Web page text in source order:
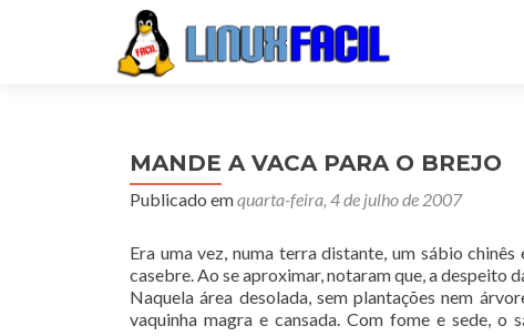
MANDE A VACA PARA O BREJO
Publicado emquarta-feira, 4 de julho de 2007
Era uma vez, numa terra distante, um sábio
casebre. Ao se aproximar, notaram que, a despeito
Naquela área desolada, sem plantações nem
vaquinha magra e cansada. Com fome e sede,